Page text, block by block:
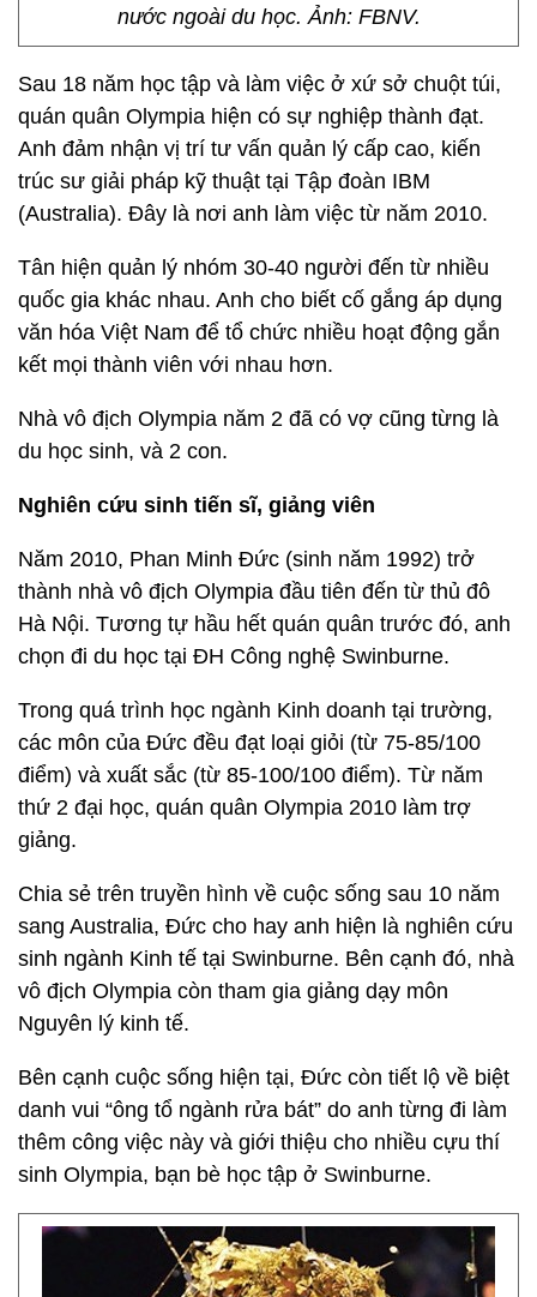
nước ngoài du học. Ảnh: FBNV.
Sau 18 năm học tập và làm việc ở xứ sở chuột túi,
quán quân Olympia hiện có sự nghiệp thành đạt.
Anh đảm nhận vị trí tư vấn quản lý cấp cao, kiến
trúc sư giải pháp kỹ thuật tại Tập đoàn IBM
(Australia). Đây là nơi anh làm việc từ năm 2010.
Tân hiện quản lý nhóm 30-40 người đến từ nhiều
quốc gia khác nhau. Anh cho biết cố gắng áp dụng
văn hóa Việt Nam để tổ chức nhiều hoạt động gắn
kết mọi thành viên với nhau hơn.
Nhà vô địch Olympia năm 2 đã có vợ cũng từng là
du học sinh, và 2 con.
Nghiên cứu sinh tiến sĩ, giảng viên
Năm 2010, Phan Minh Đức (sinh năm 1992) trở
thành nhà vô địch Olympia đầu tiên đến từ thủ đô
Hà Nội. Tương tự hầu hết quán quân trước đó, anh
chọn đi du học tại ĐH Công nghệ Swinburne.
Trong quá trình học ngành Kinh doanh tại trường,
các môn của Đức đều đạt loại giỏi (từ 75-85/100
điểm) và xuất sắc (từ 85-100/100 điểm). Từ năm
thứ 2 đại học, quán quân Olympia 2010 làm trợ
giảng.
Chia sẻ trên truyền hình về cuộc sống sau 10 năm
sang Australia, Đức cho hay anh hiện là nghiên cứu
sinh ngành Kinh tế tại Swinburne. Bên cạnh đó, nhà
vô địch Olympia còn tham gia giảng dạy môn
Nguyên lý kinh tế.
Bên cạnh cuộc sống hiện tại, Đức còn tiết lộ về biệt
danh vui “ông tổ ngành rửa bát” do anh từng đi làm
thêm công việc này và giới thiệu cho nhiều cựu thí
sinh Olympia, bạn bè học tập ở Swinburne.